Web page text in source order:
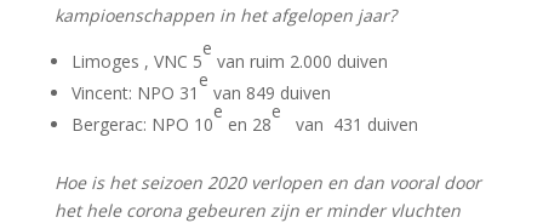
kampioenschappen in het afgelopen jaar?
Limoges , VNC 5
e
van ruim 2.000 duiven
Vincent: NPO 31
e
van 849 duiven
Bergerac: NPO 10
e
en 28
e
van 431 duiven
Hoe is het seizoen 2020 verlopen en dan vooral door
het hele corona gebeuren zijn er minder vluchten